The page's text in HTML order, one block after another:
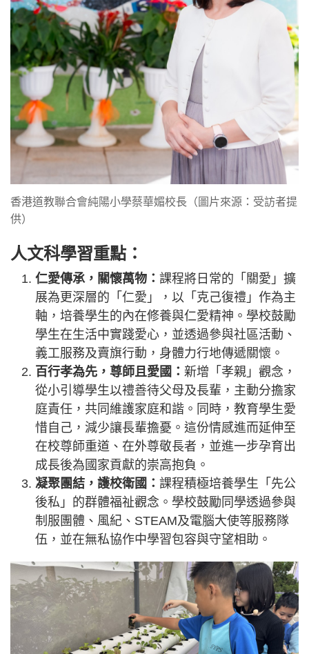
香港道教聯合會純陽小學蔡華媚校長（圖片來源：受訪者提
供）
人文科學習重點：
仁愛傳承，關懷萬物： 課程將日常的「關愛」擴
展為更深層的「仁愛」，以「克己復禮」作為主
軸，培養學生的內在修養與仁愛精神。學校鼓勵
學生在生活中實踐愛心，並透過參與社區活動、
義工服務及賣旗行動，身體力行地傳遞關懷。
百行孝為先，尊師且愛國： 新增「孝親」觀念，
從小引導學生以禮善待父母及長輩，主動分擔家
庭責任，共同維護家庭和諧。同時，教育學生愛
惜自己，減少讓長輩擔憂。這份情感進而延伸至
在校尊師重道、在外尊敬長者，並進一步孕育出
成長後為國家貢獻的崇高抱負。
凝聚團結，護校衛國： 課程積極培養學生「先公
後私」的群體福祉觀念。學校鼓勵同學透過參與
制服團體、風紀、STEAM及電腦大使等服務隊
伍，並在無私協作中學習包容與守望相助。